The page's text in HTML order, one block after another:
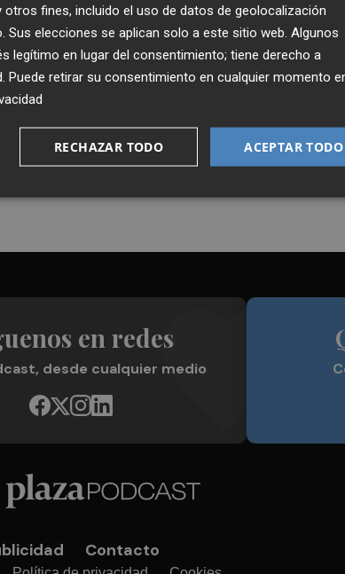
la actualidad de
en tu correo
en redes
desde cualquier medio
Contacto
fines, incluido el uso de datos de geolocalización
elecciones se aplican solo a este sitio web. Algunos
legítimo en lugar del consentimiento; tiene derecho a
. Puede retirar su consentimiento en cualquier momento
ACEPTAR TODO
RECHAZAR TODO